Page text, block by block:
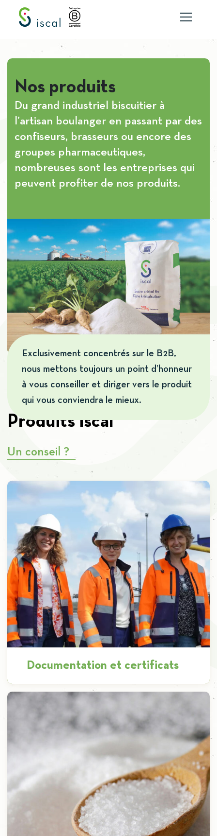
Aller au contenu
Nos produits
Du grand industriel biscuitier à
l’artisan boulanger en passant par des
confiseurs, brasseurs ou encore des
groupes pharmaceutiques,
nombreuses sont les entreprises qui
peuvent profiter de nos produits.
Exclusivement concentrés sur le B2B,
nous mettons toujours un point d’honneur
à vous conseiller et diriger vers le produit
qui vous conviendra le mieux.
Produits iscal
Un conseil ?
Documentation et certificats
Des produits de première qualité Quelque soit